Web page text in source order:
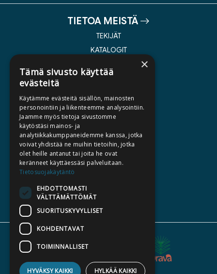
TIETOA MEISTÄ
TEKIJÄT
KATALOGIT
KIRJA TILAUSTYÖNÄ
MEDIALLE
LASKUTUSOSOITTEET
SILTALA.FI
ENNAKKOTILATTAVAT
LAHJAKORTTI
×
Tämä sivusto käyttää
evästeitä
Käytämme evästeitä sisällön, mainosten
personointiin ja liikenteemme analysointiin.
Jaamme myös tietoja sivustomme
käytöstäsi mainos- ja
analytiikkakumppaneidemme kanssa, jotka
voivat yhdistää ne muihin tietoihin, jotka
olet heille antanut tai joita he ovat
keränneet käyttäessäsi palveluitaan.
Tietosuojakäytäntö
EHDOTTOMASTI
VÄLTTÄMÄTTÖMÄT
SUORITUSKYVYLLISET
KOHDENTAVAT
TOIMINNALLISET
HYVÄKSY KAIKKI HYLKÄÄ KAIKKI